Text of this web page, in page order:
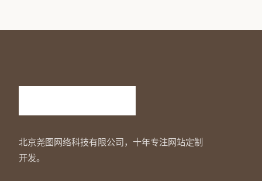
北京尧图网络科技有限公司，十年专注网站定制
开发。